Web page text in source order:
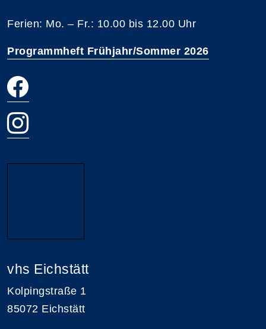
Ferien: Mo. – Fr.: 10.00 bis 12.00 Uhr
Programmheft Frühjahr/Sommer 2026
vhs Eichstätt
Kolpingstraße 1
85072 Eichstätt